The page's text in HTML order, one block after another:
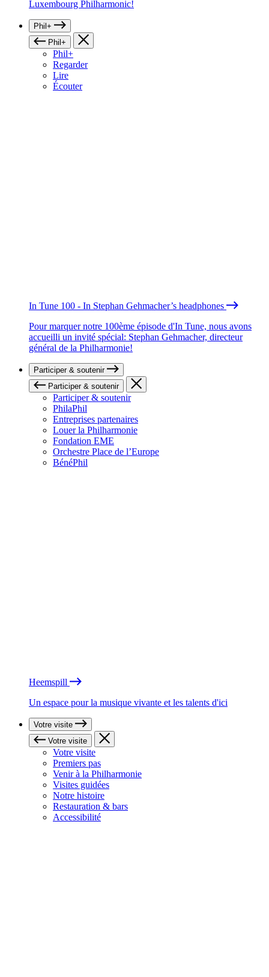
Luxembourg Philharmonic!
Phil+
Phil+
Phil+
Regarder
Lire
Écouter
In Tune 100 - In Stephan Gehmacher’s headphones
Pour marquer notre 100ème épisode d'In Tune, nous avons
accueilli un invité spécial: Stephan Gehmacher, directeur
général de la Philharmonie!
Participer & soutenir
Participer & soutenir
Participer & soutenir
PhilaPhil
Entreprises partenaires
Louer la Philharmonie
Fondation EME
Orchestre Place de l’Europe
BénéPhil
Heemspill
Un espace pour la musique vivante et les talents d'ici
Votre visite
Votre visite
Votre visite
Premiers pas
Venir à la Philharmonie
Visites guidées
Notre histoire
Restauration & bars
Accessibilité